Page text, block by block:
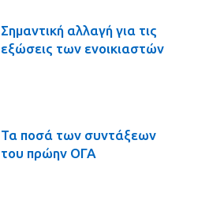
Σημαντική αλλαγή για τις
εξώσεις των ενοικιαστών
Τα ποσά των συντάξεων
του πρώην ΟΓΑ